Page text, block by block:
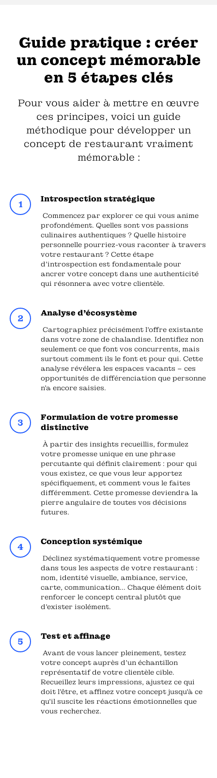
Guide pratique : créer
un concept mémorable
en 5 étapes clés
Pour vous aider à mettre en œuvre
ces principes, voici un guide
méthodique pour développer un
concept de restaurant vraiment
mémorable :
Introspection stratégique
Commencez par explorer ce qui vous anime
profondément. Quelles sont vos passions
culinaires authentiques ? Quelle histoire
personnelle pourriez-vous raconter à travers
votre restaurant ? Cette étape
d'introspection est fondamentale pour
ancrer votre concept dans une authenticité
qui résonnera avec votre clientèle.
Analyse d'écosystème
Cartographiez précisément l'offre existante
dans votre zone de chalandise. Identifiez non
seulement ce que font vos concurrents, mais
surtout comment ils le font et pour qui. Cette
analyse révélera les espaces vacants – ces
opportunités de différenciation que personne
n'a encore saisies.
Formulation de votre promesse
distinctive
À partir des insights recueillis, formulez
votre promesse unique en une phrase
percutante qui définit clairement : pour qui
vous existez, ce que vous leur apportez
spécifiquement, et comment vous le faites
différemment. Cette promesse deviendra la
pierre angulaire de toutes vos décisions
futures.
Conception systémique
Déclinez systématiquement votre promesse
dans tous les aspects de votre restaurant :
nom, identité visuelle, ambiance, service,
carte, communication... Chaque élément doit
renforcer le concept central plutôt que
d'exister isolément.
Test et affinage
Avant de vous lancer pleinement, testez
votre concept auprès d'un échantillon
représentatif de votre clientèle cible.
Recueillez leurs impressions, ajustez ce qui
doit l'être, et affinez votre concept jusqu'à ce
qu'il suscite les réactions émotionnelles que
vous recherchez.